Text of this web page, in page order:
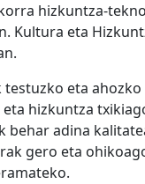
hizkuntza-
Kultura eta
eta
hizkuntza
adina
gero eta